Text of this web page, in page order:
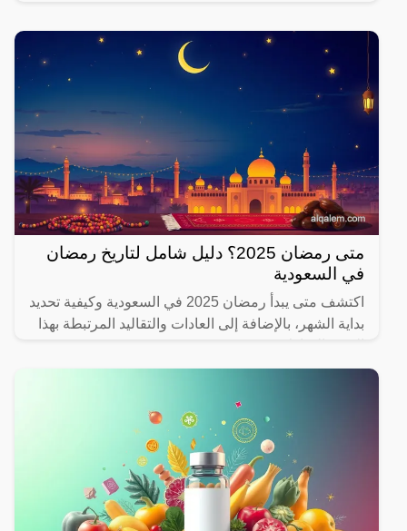
متى رمضان 2025؟ دليل شامل لتاريخ رمضان
في السعودية
اكتشف متى يبدأ رمضان 2025 في السعودية وكيفية تحديد
بداية الشهر، بالإضافة إلى العادات والتقاليد المرتبطة بهذا